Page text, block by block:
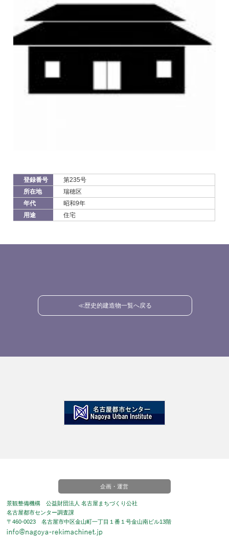
登録番号
第235号
所在地
瑞穂区
年代
昭和9年
用途
住宅
≪歴史的建造物一覧へ戻る
企画・運営
景観整備機構 公益財団法人 名古屋まちづくり公社
名古屋都市センター調査課
〒460-0023 名古屋市中区金山町一丁目１番１号金山南ビル13階